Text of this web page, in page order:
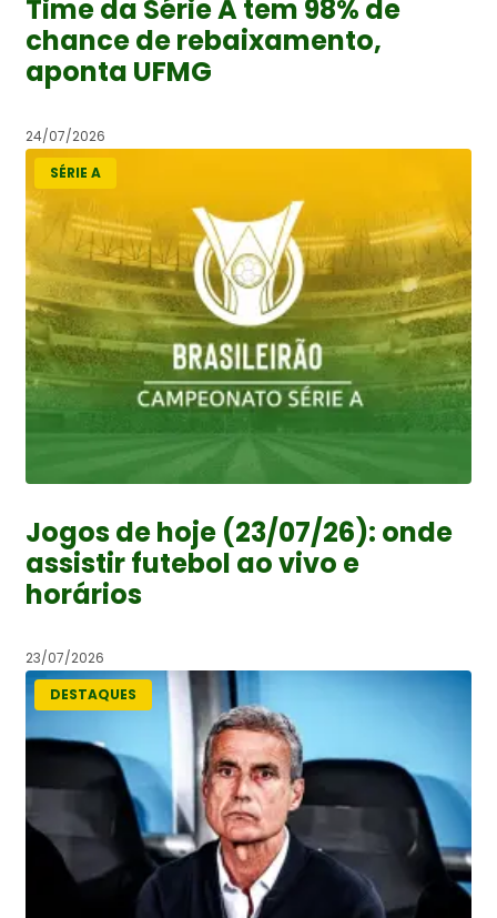
Time da Série A tem 98% de
chance de rebaixamento,
aponta UFMG
24/07/2026
SÉRIE A
Jogos de hoje (23/07/26): onde
assistir futebol ao vivo e
horários
23/07/2026
DESTAQUES